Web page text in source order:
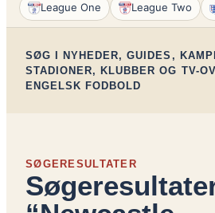
League One League Two
SØG I NYHEDER, GUIDES,
STADIONER, KLUBBER OG TV-
ENGELSK FODBOLD
SØGERESULTATER